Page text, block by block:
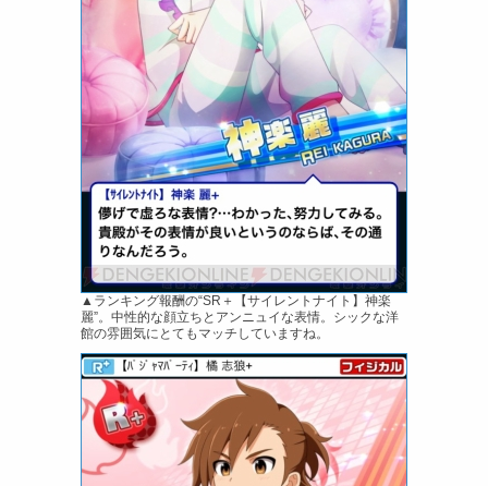
▲ランキング報酬の“SR＋【サイレントナイト】神楽
麗”。中性的な顔立ちとアンニュイな表情。シックな洋
館の雰囲気にとてもマッチしていますね。